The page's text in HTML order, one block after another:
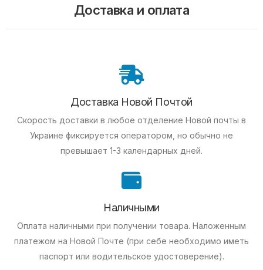
Доставка и оплата
Доставка Новой Почтой
Скорость доставки в любое отделение Новой почты в
Украине фиксируется оператором, но обычно не
превышает 1-3 календарных дней.
Наличными
Оплата наличными при получении товара. Наложенным
платежом на Новой Почте (при себе необходимо иметь
паспорт или водительское удостоверение).